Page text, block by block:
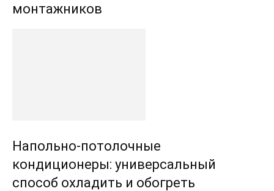
монтажников
Напольно-потолочные
кондиционеры: универсальный
способ охладить и обогреть